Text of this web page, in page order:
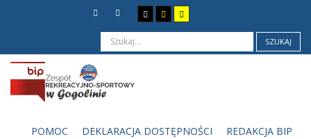
SZUKAJ
POMOC DEKLARACJA DOSTĘPNOŚCI
REDAKCJA BIP